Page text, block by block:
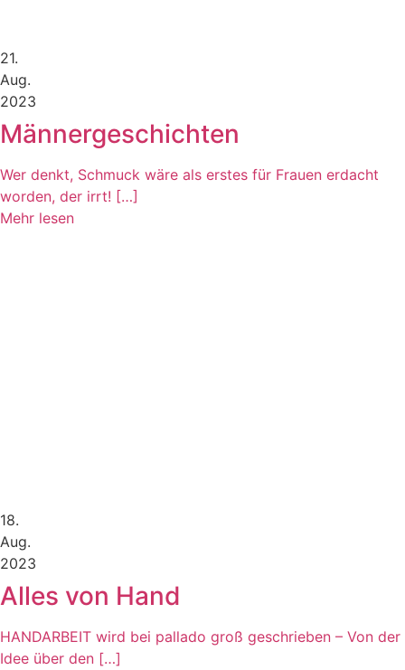
21.
Aug.
2023
Männergeschichten
Wer denkt, Schmuck wäre als erstes für Frauen erdacht
worden, der irrt! […]
Mehr lesen
18.
Aug.
2023
Alles von Hand
HANDARBEIT wird bei pallado groß geschrieben – Von der
Idee über den […]